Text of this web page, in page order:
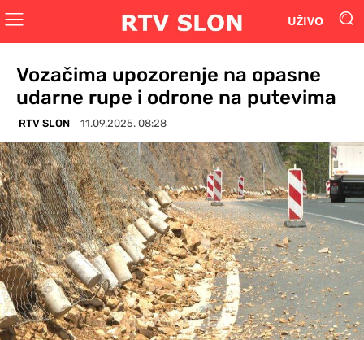
UŽIVO
Vozačima upozorenje na opasne
udarne rupe i odrone na putevima
RTV SLON 11.09.2025. 08:28